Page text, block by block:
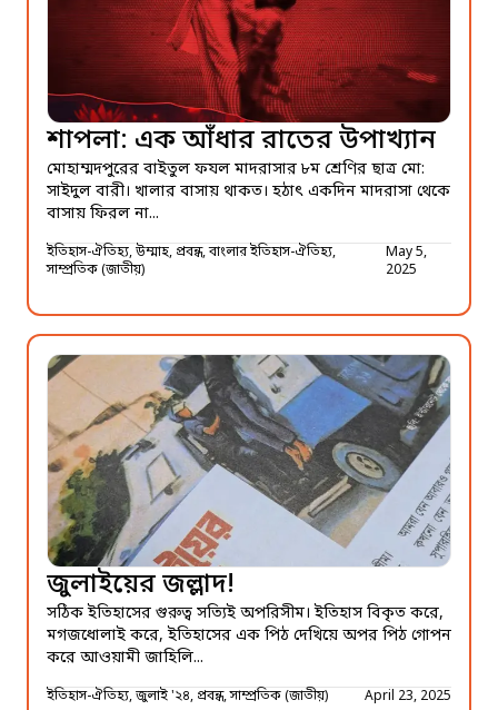
শাপলা: এক আঁধার রাতের উপাখ্যান
মোহাম্মদপুরের বাইতুল ফযল মাদরাসার ৮ম শ্রেণির ছাত্র মো:
সাইদুল বারী। খালার বাসায় থাকত। হঠাৎ একদিন মাদরাসা থেকে
বাসায় ফিরল না...
ইতিহাস-ঐতিহ্য, উম্মাহ, প্রবন্ধ, বাংলার ইতিহাস-ঐতিহ্য,
সাম্প্রতিক (জাতীয়)
May 5,
2025
জুলাইয়ের জল্লাদ!
সঠিক ইতিহাসের গুরুত্ব সত্যিই অপরিসীম। ইতিহাস বিকৃত করে,
মগজধোলাই করে, ইতিহাসের এক পিঠ দেখিয়ে অপর পিঠ গোপন
করে আওয়ামী জাহিলি...
ইতিহাস-ঐতিহ্য, জুলাই '২৪, প্রবন্ধ, সাম্প্রতিক (জাতীয়) April 23, 2025